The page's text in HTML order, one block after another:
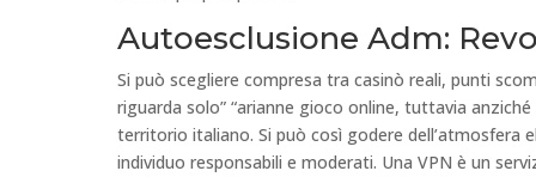
Autoesclusione Adm:
Si può scegliere compresa tra casinò reali, punti
riguarda solo” “arianne gioco online, tuttavia
territorio italiano. Si può così godere dell’atmosfera
individuo responsabili e moderati. Una VPN è un